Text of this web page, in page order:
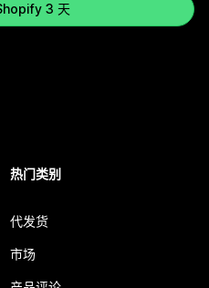
3 天
热门类别
代发货
市场